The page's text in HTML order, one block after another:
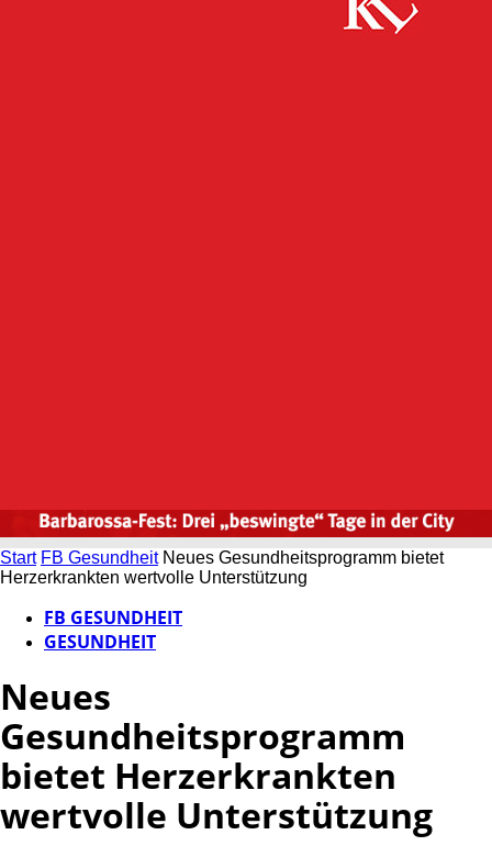
Start FB Gesundheit Neues Gesundheitsprogramm bietet
Herzerkrankten wertvolle Unterstützung
FB GESUNDHEIT
GESUNDHEIT
Neues
Gesundheitsprogramm
bietet Herzerkrankten
wertvolle Unterstützung